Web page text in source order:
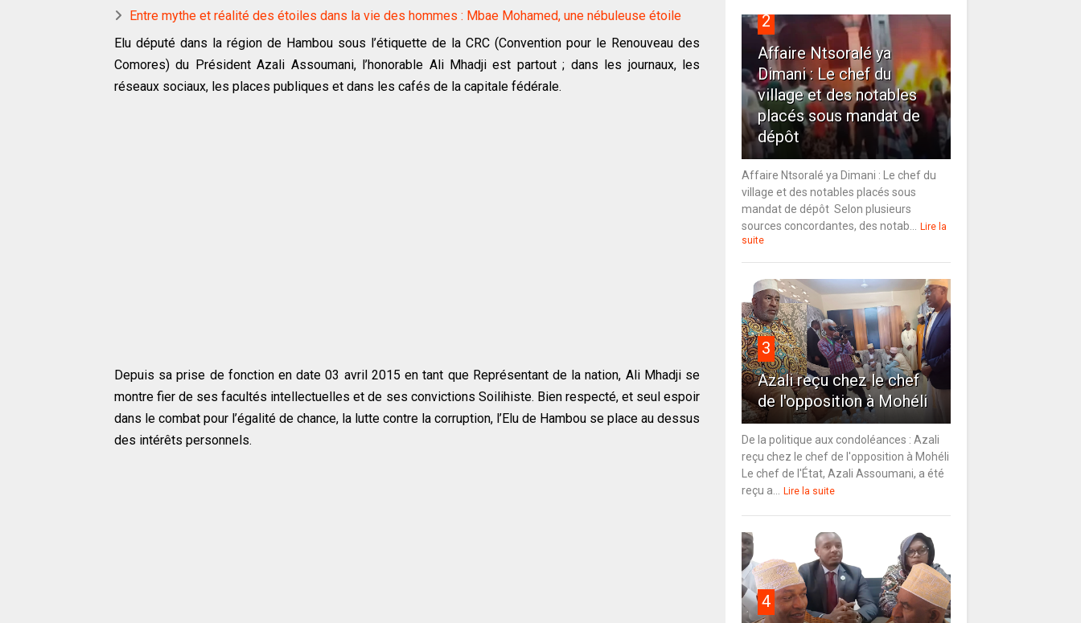
Entre mythe et réalité des étoiles dans la vie des hommes : Mbae Mohamed, une nébuleuse étoile
Elu député dans la région de Hambou sous l’étiquette de la CRC (Convention pour le Renouveau des
Comores) du Président Azali Assoumani, l’honorable Ali Mhadji est partout ; dans les journaux, les
réseaux sociaux, les places publiques et dans les cafés de la capitale fédérale.
Depuis sa prise de fonction en date 03 avril 2015 en tant que Représentant de la nation, Ali Mhadji se
montre fier de ses facultés intellectuelles et de ses convictions Soilihiste. Bien respecté, et seul espoir
dans le combat pour l’égalité de chance, la lutte contre la corruption, l’Elu de Hambou se place au dessus
des intérêts personnels.
2
Affaire Ntsoralé ya
Dimani : Le chef du
village et des notables
placés sous mandat de
dépôt
Affaire Ntsoralé ya Dimani : Le chef du
village et des notables placés sous
mandat de dépôt Selon plusieurs
sources concordantes, des notab...
Lire la
suite
3
Azali reçu chez le chef
de l'opposition à Mohéli
De la politique aux condoléances : Azali
reçu chez le chef de l'opposition à Mohéli
Le chef de l'État, Azali Assoumani, a été
reçu a...
Lire la suite
4